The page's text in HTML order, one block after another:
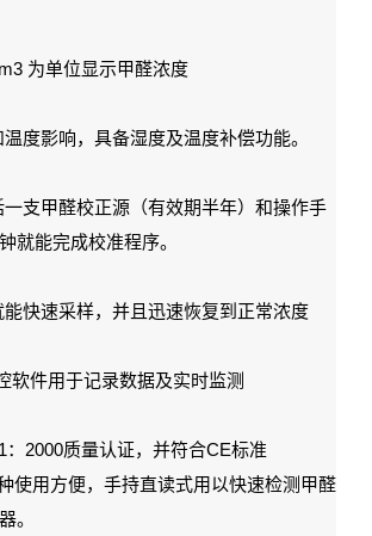
为单位显示甲醛浓度
度影响，具备湿度及温度补偿功能。
支甲醛校正源（有效期半年）和操作手
就能完成校准程序。
能快速采样，并且迅速恢复到正常浓度
软件用于记录数据及实时监测
： 2000质量认证，并符合CE标准
使用方便，手持直读式用以快速检测甲醛
。